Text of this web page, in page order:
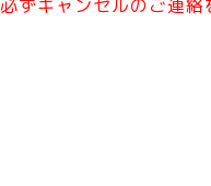
ずキャンセルのご連絡